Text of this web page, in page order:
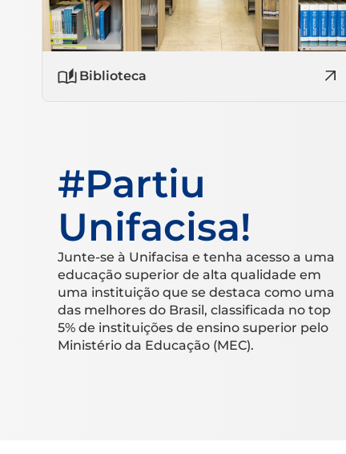
Biblioteca
#Partiu
Unifacisa!
Junte-se à Unifacisa e tenha acesso a uma
educação superior de alta qualidade em
uma instituição que se destaca como uma
das melhores do Brasil, classificada no top
5% de instituições de ensino superior pelo
Ministério da Educação (MEC).